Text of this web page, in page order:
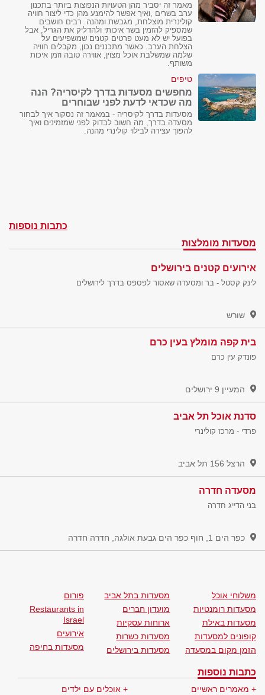
מאמר זה יסביר מהן הטעויות הנפוצות ביותר בתכנון
ערב בשרים ,ואיך אפשר להימנע מהן כדי ליצור חוויה
קולינרית מוצלחת, מגבשת ומהנה. רבים חושבים
שמספיק להזמין בשר איכותי ולהדליק את הגריל, אבל
בפועל יש לא מעט פרטים קטנים שמשפיעים על
הצלחת הערב. כאשר מתכננים נכון, מקבלים חוויה
שלמה שמשלבת אוכל מצוין, אווירה טובה וזמן איכות
משותף.
טיפים
מחפשים מסעדות בדרך לקיסריה? הנה
מה שכדאי לדעת לפני שבוחרים
מסעדות בדרך לקיסריה - במאמר זה נסקור איך לבחור
מסעדה בדרך, מה חשוב לבדוק לפני שמזמינים ואיך
להפוך עצירה לבילוי קולינרי מהנה.
כתבות נוספות
מסעדות מומלצות
אירועים קטנים בירושלים
לינק קסטל - בר ומסעדה שאסור לפספס בדרך לירושלים
שורש
בית קפה מומלץ בעין כרם
פונדק עין כרם
המעיין 9 ירושלים
סדנת אוכל תל אביב
פרדי - מרכז קולינרי
הרצל 156 תל אביב
מסעדה חדרה
בני הדייג חדרה
כפר הים 1, חוף כפר הים גבעת אולגה, חדרה חדרה
משלוחי אוכל
מסעדות רומנטיות
מסעדות באילת
קופונים למסעדות
הזמן מקום במסעדה
מסעדות בתל אביב
מועדון חברים
ארוחות עסקיות
מסעדות כשרות
מסעדות בירושלים
פורום
Restaurants in
Israel
אירועים
מסעדות בחיפה
כתבות נוספות
מאמרים ראשיים
אוכלים עם ילדים